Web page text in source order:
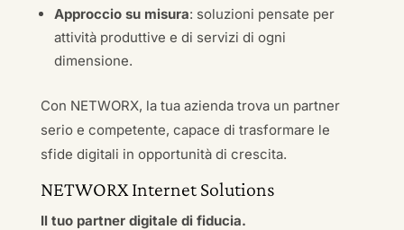
Approccio su misura: soluzioni pensate per
attività produttive e di servizi di ogni
dimensione.
Con NETWORX, la tua azienda trova un partner
serio e competente, capace di trasformare le
sfide digitali in opportunità di crescita.
NETWORX Internet Solutions
Il tuo partner digitale di fiducia.